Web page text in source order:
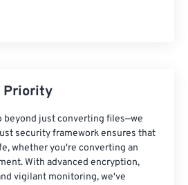
Priority
beyond just converting files—we
security framework ensures that
whether you're converting an
With advanced encryption,
vigilant monitoring, we've